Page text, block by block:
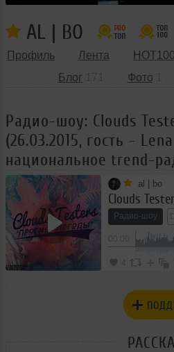
AL | BO
Профиль Лента HOT100
Блог
Фото
Радио-шоу: Clouds
(26.03.2015, гость -
национальное trend-
al | bo
Радио-шоу